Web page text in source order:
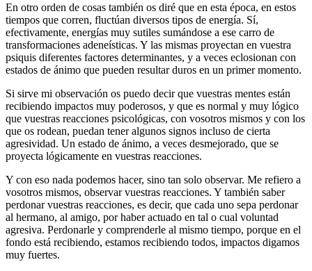
En otro orden de cosas también os diré que en esta época, en estos
tiempos que corren, fluctúan diversos tipos de energía. Sí,
efectivamente, energías muy sutiles sumándose a ese carro de
transformaciones adeneísticas. Y las mismas proyectan en vuestra
psiquis diferentes factores determinantes, y a veces eclosionan con
estados de ánimo que pueden resultar duros en un primer momento.
Si sirve mi observación os puedo decir que vuestras mentes están
recibiendo impactos muy poderosos, y que es normal y muy lógico
que vuestras reacciones psicológicas, con vosotros mismos y con los
que os rodean, puedan tener algunos signos incluso de cierta
agresividad. Un estado de ánimo, a veces desmejorado, que se
proyecta lógicamente en vuestras reacciones.
Y con eso nada podemos hacer, sino tan solo observar. Me refiero a
vosotros mismos, observar vuestras reacciones. Y también saber
perdonar vuestras reacciones, es decir, que cada uno sepa perdonar
al hermano, al amigo, por haber actuado en tal o cual voluntad
agresiva. Perdonarle y comprenderle al mismo tiempo, porque en el
fondo está recibiendo, estamos recibiendo todos, impactos digamos
muy fuertes.